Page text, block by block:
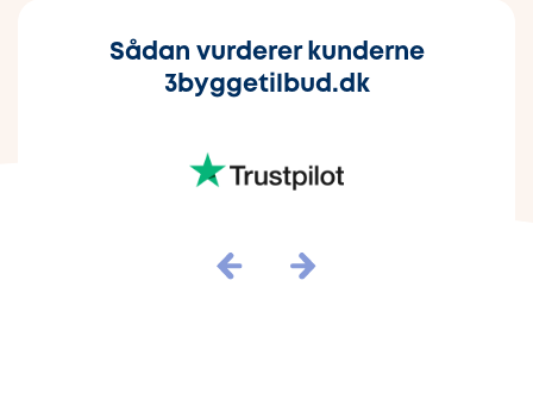
Sådan vurderer kunderne
3byggetilbud.dk